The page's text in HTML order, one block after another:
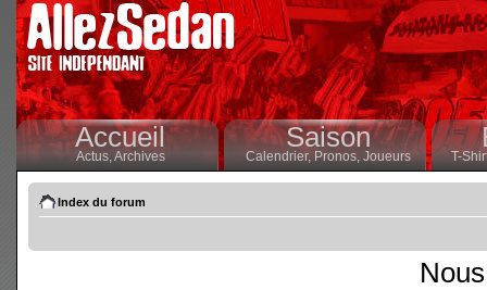
Accueil
Actus,Archives
Saison
Calendrier,Pronos, Joueurs T-
Index du forum